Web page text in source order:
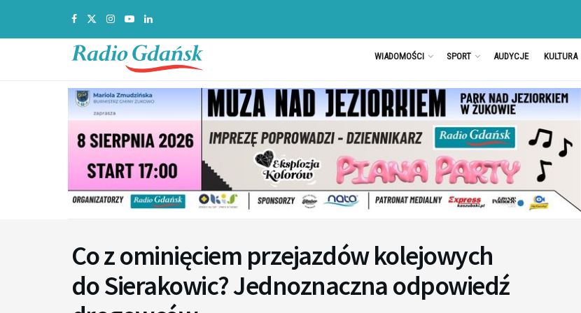
WIADOMOŚCI SPORT AUDYCJE KULTURA
Co z ominięciem przejazdów kolejowych
do Sierakowic? Jednoznaczna odpowiedź